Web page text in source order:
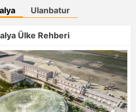
Ulanbatur
Ülke Rehberi